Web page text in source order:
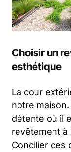
Choisir un
esthétique
La cour
notre
détente où il
revêtement à
Concilier ces